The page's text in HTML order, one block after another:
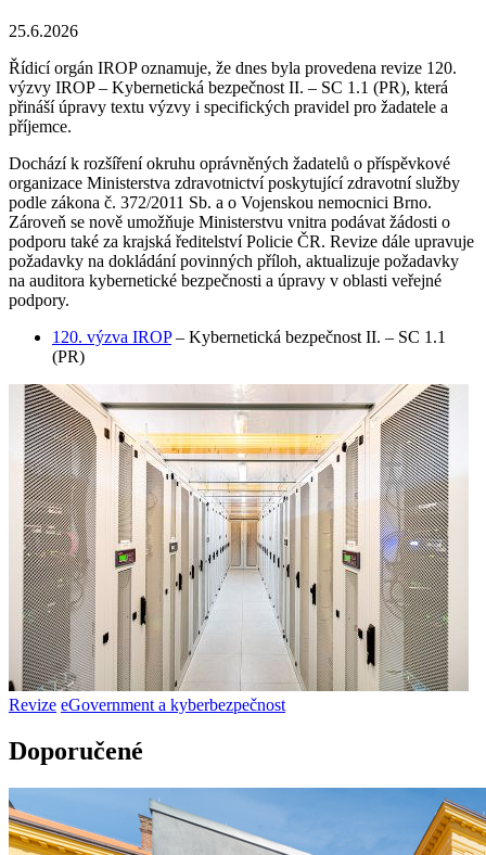
25.6.2026
Řídicí orgán IROP oznamuje, že dnes byla provedena revize 120.
výzvy IROP – Kybernetická bezpečnost II. – SC 1.1 (PR), která
přináší úpravy textu výzvy i specifických pravidel pro žadatele a
příjemce.
Dochází k rozšíření okruhu oprávněných žadatelů o příspěvkové
organizace Ministerstva zdravotnictví poskytující zdravotní služby
podle zákona č. 372/2011 Sb. a o Vojenskou nemocnici Brno.
Zároveň se nově umožňuje Ministerstvu vnitra podávat žádosti o
podporu také za krajská ředitelství Policie ČR. Revize dále upravuje
požadavky na dokládání povinných příloh, aktualizuje požadavky
na auditora kybernetické bezpečnosti a úpravy v oblasti veřejné
podpory.
120. výzva IROP– Kybernetická bezpečnost II. – SC 1.1
(PR)
Revize eGovernment a kyberbezpečnost
Doporučené